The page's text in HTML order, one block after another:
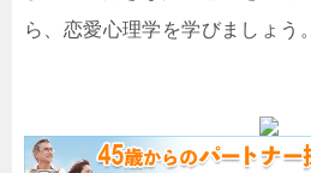
ら、恋愛心理学を学びましょう。